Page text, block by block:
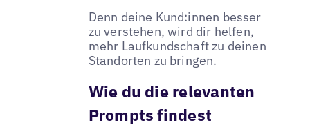
Denn deine Kund:innen besser
zu verstehen, wird dir helfen,
mehr Laufkundschaft zu deinen
Standorten zu bringen.
Wie du die relevanten
Prompts findest